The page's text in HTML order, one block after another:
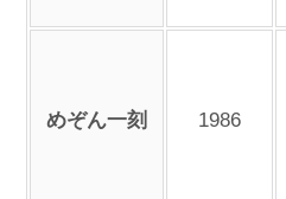
めぞん一刻 1986